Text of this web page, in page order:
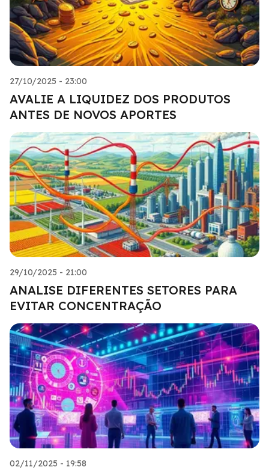
27/10/2025 - 23:00
AVALIE A LIQUIDEZ DOS PRODUTOS
ANTES DE NOVOS APORTES
29/10/2025 - 21:00
ANALISE DIFERENTES SETORES PARA
EVITAR CONCENTRAÇÃO
02/11/2025 - 19:58